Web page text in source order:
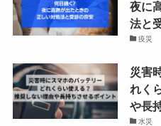
夜に
法と
疫災
災害
れく
や長
水災